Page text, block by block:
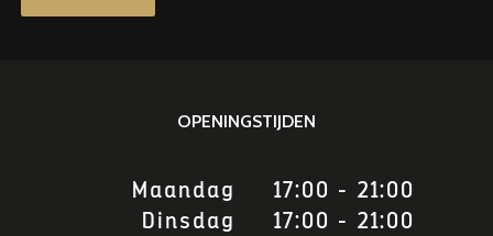
OPENINGSTIJDEN
Maandag
17:00 - 21:00
Dinsdag
17:00 - 21:00